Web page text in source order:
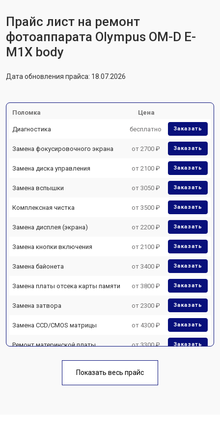
Прайс лист на ремонт
фотоаппарата Olympus OM-D E-
M1X body
Дата обновления прайса: 18.07.2026
Поломка Цена
Диагностика бесплатно Заказать
Замена фокусировочного экрана от 2700 ₽ Заказать
Замена диска управления от 2100 ₽ Заказать
Замена вспышки от 3050 ₽ Заказать
Комплексная чистка от 3500 ₽ Заказать
Замена дисплея (экрана) от 2200 ₽ Заказать
Замена кнопки включения от 2100 ₽ Заказать
Замена байонета от 3400 ₽ Заказать
Замена платы отсека карты памяти от 3800 ₽ Заказать
Замена затвора от 2300 ₽ Заказать
Замена CCD/CMOS матрицы от 4300 ₽ Заказать
Ремонт материнской платы от 3300 ₽ Заказать
Показать весь прайс